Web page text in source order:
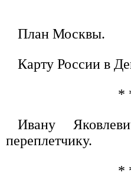
План Москвы.
Карту России в
*
Ивану
переплетчику.
*